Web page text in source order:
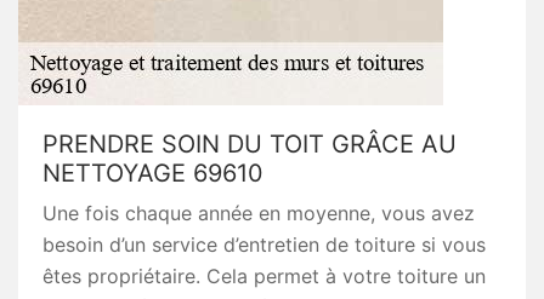
PRENDRE SOIN DU TOIT GRÂCE AU
NETTOYAGE 69610
Une fois chaque année en moyenne, vous avez
besoin d’un service d’entretien de toiture si vous
êtes propriétaire. Cela permet à votre toiture un